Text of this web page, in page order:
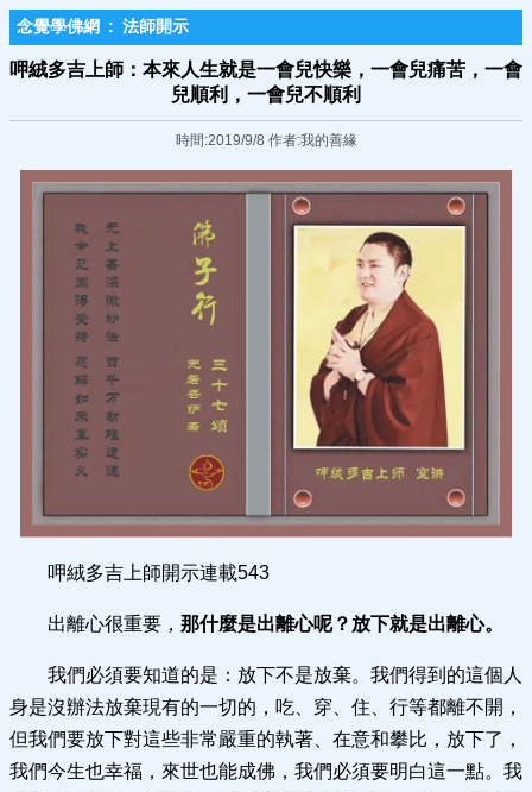
念覺學佛網 : 法師開示
呷絨多吉上師：本來人生就是一會兒快樂，一會兒痛苦，一會
兒順利，一會兒不順利
時間:2019/9/8 作者:我的善緣
呷絨多吉上師開示連載 543
出離心很重要， 那什麼是出離心呢？放下就是出離心。
我們必須要知道的是：放下不是放棄。我們得到的這個人
身是沒辦法放棄現有的一切的，吃、穿、住、行等都離不開，
但我們要放下對這些非常嚴重的執著、在意和攀比，放下了，
我們今生也幸福，來世也能成佛，我們必須要明白這一點。我